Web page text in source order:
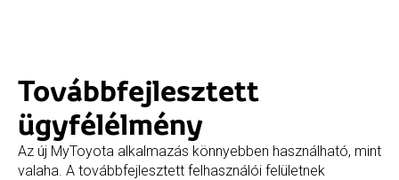
Továbbfejlesztett
ügyfélélmény
Az új MyToyota alkalmazás könnyebben használható, mint
valaha. A továbbfejlesztett felhasználói felületnek